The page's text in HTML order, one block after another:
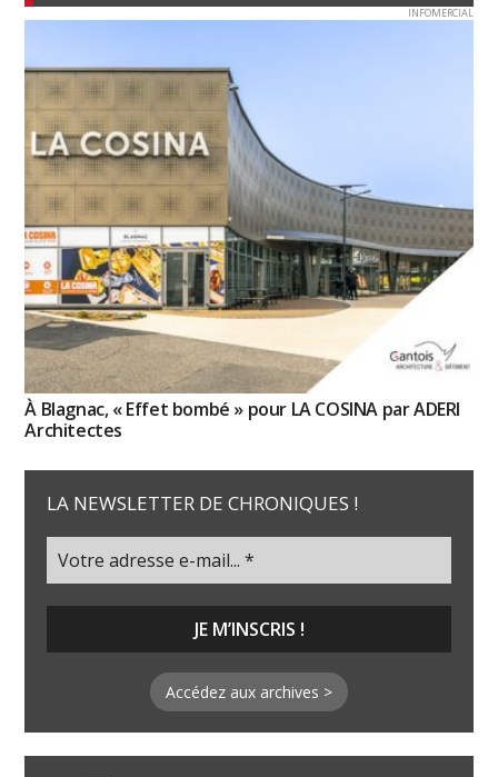
INFOMERCIAL
À Blagnac, « Effet bombé » pour LA COSINA par ADERI
Architectes
LA NEWSLETTER DE CHRONIQUES !
Accédez aux archives >